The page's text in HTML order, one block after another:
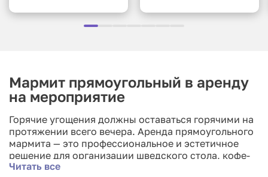
Мармит прямоугольный в аренду
на мероприятие
Горячие угощения должны оставаться горячими на
протяжении всего вечера. Аренда прямоугольного
мармита — это профессиональное и эстетичное
решение для организации шведского стола, кофе-
брейка или свадебного банкета. Наши чафинг-диши
Читать все